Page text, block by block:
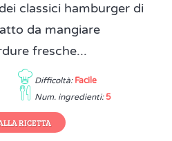
classici hamburger di
da mangiare
fresche...
Difficoltà: Facile
Num. ingredienti: 5
RICETTA